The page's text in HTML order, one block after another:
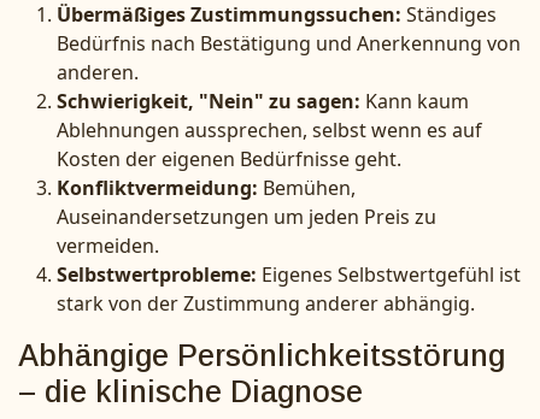
Übermäßiges Zustimmungssuchen: Ständiges
Bedürfnis nach Bestätigung und Anerkennung von
anderen.
Schwierigkeit, "Nein" zu sagen: Kann kaum
Ablehnungen aussprechen, selbst wenn es auf
Kosten der eigenen Bedürfnisse geht.
Konfliktvermeidung: Bemühen,
Auseinandersetzungen um jeden Preis zu
vermeiden.
Selbstwertprobleme: Eigenes Selbstwertgefühl ist
stark von der Zustimmung anderer abhängig.
Abhängige Persönlichkeitsstörung
– die klinische Diagnose